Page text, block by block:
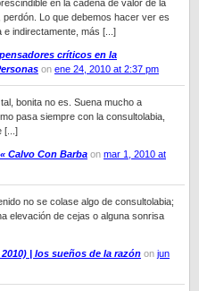
en la cadena de valor de la
Lo que debemos hacer ver es
e indirectamente, más [...]
críticos en la
on ene 24, 2010 at 2:37 pm
bonita no es. Suena mucho a
pasa siempre con la consultolabia,
[...]
Calvo Con Barba on mar 1, 2010 at
no se colase algo de consultolabia;
elevación de cejas o alguna sonrisa
| los sueños de la razón on jun